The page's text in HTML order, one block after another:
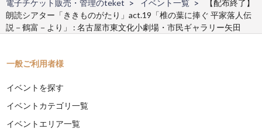
電子チケット販売・管理のteket
イベント一覧
【配布終了】
朗読シアター「ききものがたり」act.19「椎の葉に捧ぐ 平家落人伝
説－鶴富－より」 : 名古屋市東文化小劇場・市民ギャラリー矢田
一般ご利用者様
イベントを探す
イベントカテゴリ一覧
イベントエリア一覧